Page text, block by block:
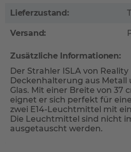
Lieferzustand:
Versand:
Zusätzliche Informationen:
Der Strahler ISLA von
Deckenhalterung aus Metall
Glas. Mit einer Breite von 37
eignet er sich perfekt für
zwei E14-Leuchtmittel mit
Die Leuchtmittel sind nicht
ausgetauscht werden.